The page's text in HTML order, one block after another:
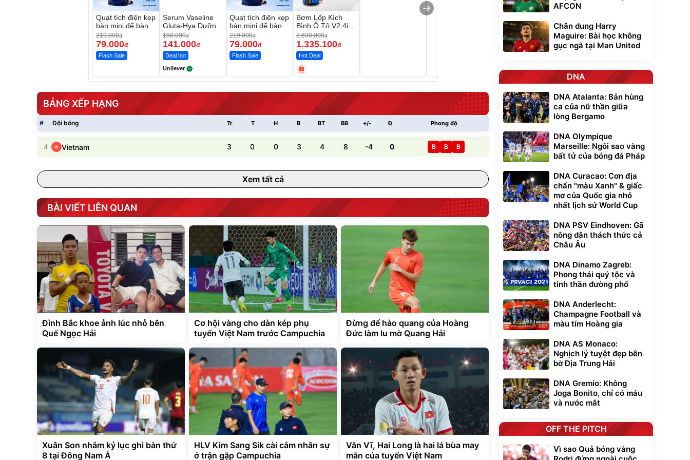
Quạt tích điện kẹp
bàn mini để bàn
219.000đ
79.000đ
Flash Sale
Serum Vaseline
Gluta-Hya Dưỡng
Da Sáng Mịn Sau
7 Ngày
150.000đ
141.000đ
Deal hot
Unilever
Quạt tích điện kẹp
bàn mini để bàn
219.000đ
79.000đ
Flash Sale
Bơm Lốp Kích
Bình Ô Tô V2 4in1
MEDICAR –
12.000mAh
2.690.000đ
1.335.100đ
Hot Deal
cao cấp, tráng
nhôm 03 lớp
392.000 đ
325.000đ
lực G-Force C14
gấp gọn bỏ cốp
tiện lợi
9.900.000đ
7.092.000đ
BẢNG XẾP HẠNG
# Đội bóng Tr T H B BT BB +/- Đ Phong độ
4 Vietnam 3 0 0 3 4 8 -4 0 B B B
Xem tất cả
BÀI VIẾT LIÊN QUAN
Đình Bắc khoe ảnh lúc nhỏ bên
Quế Ngọc Hải
Cơ hội vàng cho dàn kép phụ
tuyển Việt Nam trước Campuchia
Đừng để hào quang của Hoàng
Đức làm lu mờ Quang Hải
Xuân Son nhắm kỷ lục ghi bàn thứ
8 tại Đông Nam Á
HLV Kim Sang Sik cài cắm nhân sự
ở trận gặp Campuchia
Văn Vĩ, Hai Long là hai lá bùa may
mắn của tuyển Việt Nam
AFCON
Chân dung Harry
Maguire: Bài học không
gục ngã tại Man United
DNA
DNA Atalanta: Bản hùng
ca của nữ thần giữa
lòng Bergamo
DNA Olympique
Marseille: Ngôi sao vàng
bất tử của bóng đá Pháp
DNA Curacao: Cơn địa
chấn "màu Xanh" & giấc
mơ của Quốc gia nhỏ
nhất lịch sử World Cup
DNA PSV Eindhoven: Gã
nông dân thách thức cả
Châu Âu
DNA Dinamo Zagreb:
Phong thái quý tộc và
tinh thần đường phố
DNA Anderlecht:
Champagne Football và
màu tím Hoàng gia
DNA AS Monaco:
Nghịch lý tuyệt đẹp bên
bờ Địa Trung Hải
DNA Gremio: Không
Joga Bonito, chỉ có máu
và nước mắt
OFF THE PITCH
Vì sao Quả bóng vàng